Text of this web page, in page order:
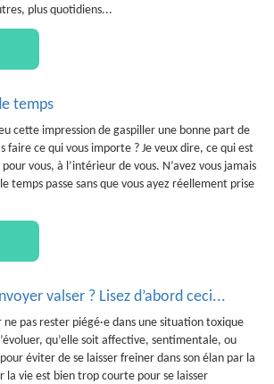
plus quotidiens...
temps
cette impression de gaspiller une bonne part de
faire ce qui vous importe ? Je veux dire, ce qui est
vous, à l’intérieur de vous. N’avez vous jamais
temps passe sans que vous ayez réellement prise
valser ? Lisez d’abord ceci...
pas rester piégé·e dans une situation toxique
qu’elle soit affective, sentimentale, ou
éviter de se laisser freiner dans son élan par la
la vie est bien trop courte pour se laisser